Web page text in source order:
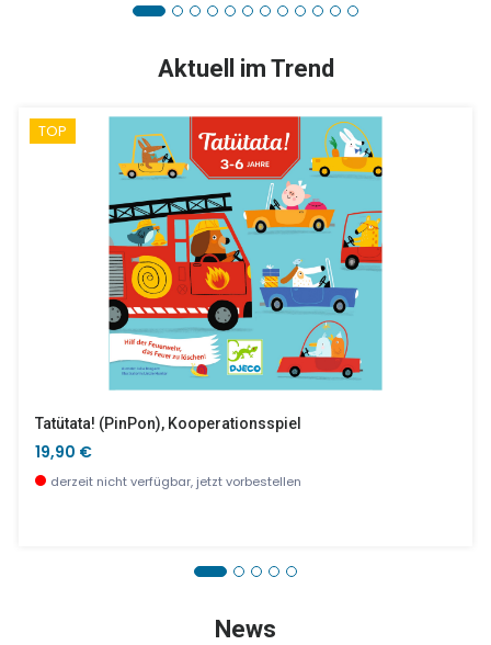
Holz-Kendama GEOM Gelb
Mobile Polypro Kites
Aktuell im Trend
TOP
Tatütata! (PinPon), Kooperationsspiel
19,90 €
derzeit nicht verfügbar, jetzt vorbestellen
News